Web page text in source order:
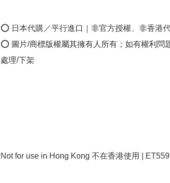
⭕ 日本代購／平行進口｜非官方授權、非香港
⭕ 圖片/商標版權屬其擁有人所有；如有權利問
處理/下架
Not for use in Hong Kong 不在香港使用 |